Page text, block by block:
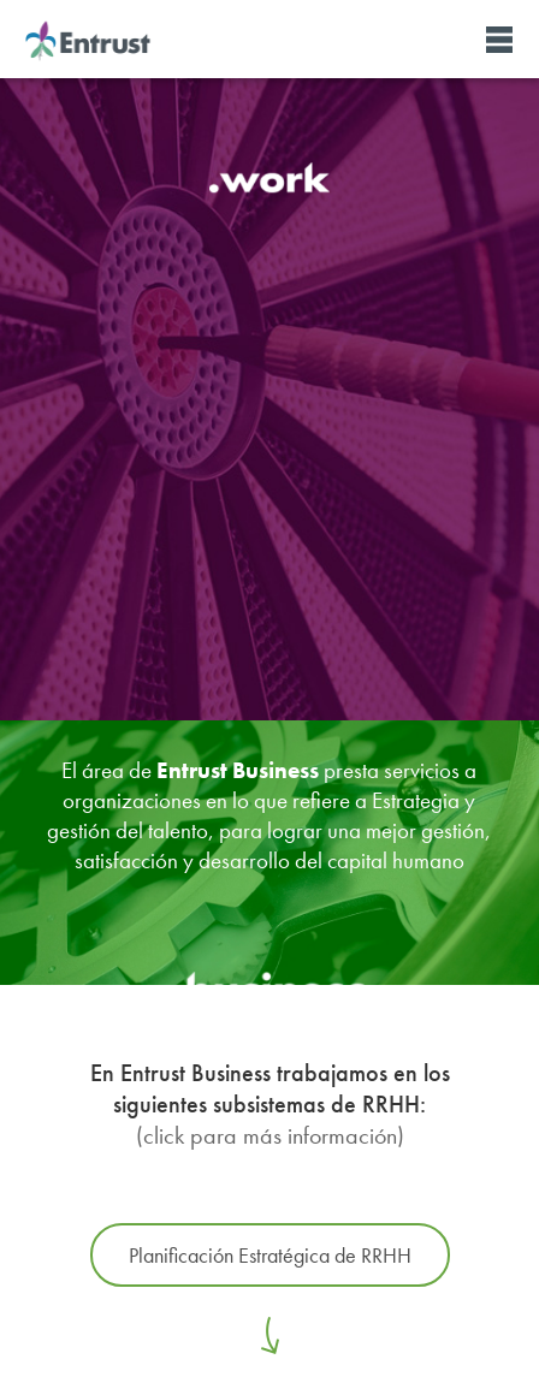
El área de Entrust Businesspresta servicios a
organizaciones en lo que refiere a Estrategia y
gestión del talento, para lograr una mejor gestión,
satisfacción y desarrollo del capital humano
En Entrust Business trabajamos en los
siguientes subsistemas de RRHH:
(click para más información)
Planificación Estratégica de RRHH